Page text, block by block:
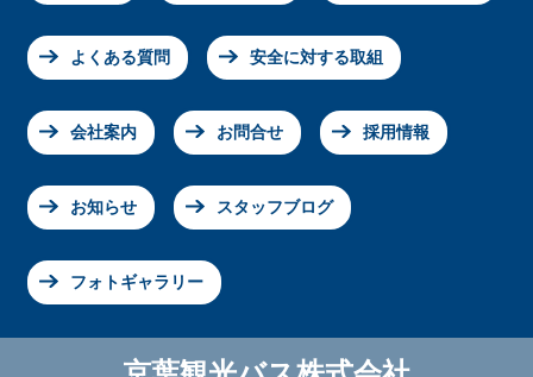
よくある質問 安全に対する取組
会社案内 お問合せ 採用情報
お知らせ スタッフブログ
フォトギャラリー